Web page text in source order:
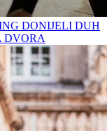
DONIJELI DUH
DVORA